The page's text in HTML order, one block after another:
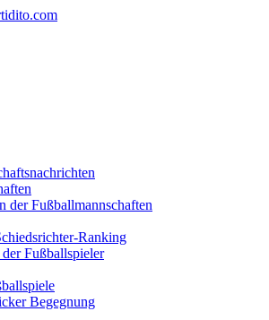
der Fußballmannschaften
Ranking
Fußballspieler
Begegnung